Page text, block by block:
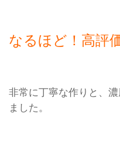
なるほど！高評
非常に丁寧な作りと、
ました。